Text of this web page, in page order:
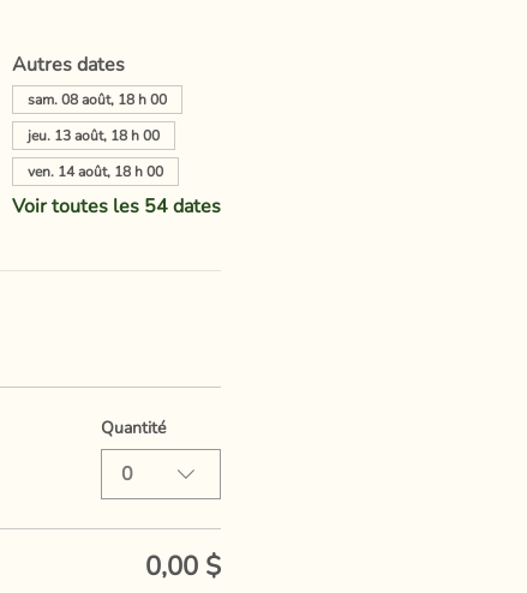
Autres dates
sam. 08 août, 18 h 00
jeu. 13 août, 18 h 00
ven. 14 août, 18 h 00
Voir toutes les 54 dates
Quantité
0
0,00 $